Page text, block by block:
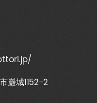
巌城1152−2